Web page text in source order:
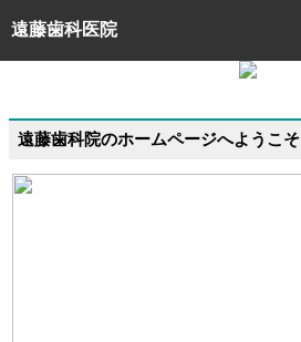
遠藤歯科医院
遠藤歯科院のホームページへようこそ